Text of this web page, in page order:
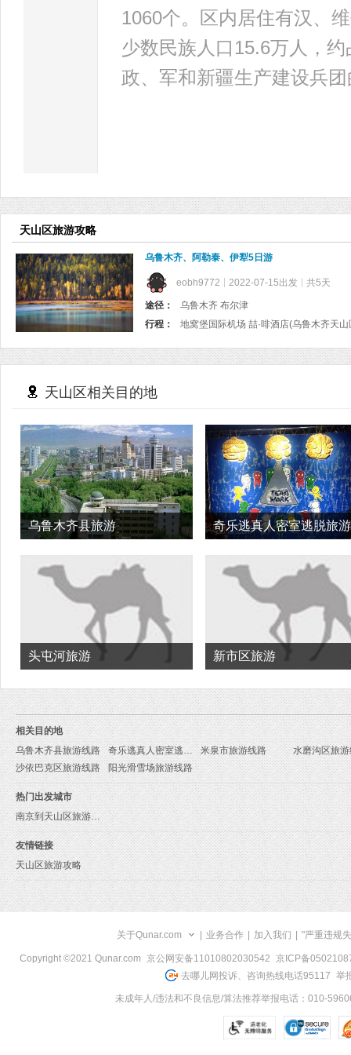
1060个。区内居住有汉、
少数民族人口15.6万人，
政、军和新疆生产建设兵
天山区旅游攻略
乌鲁木齐、阿勒泰、伊犁5日游
eobh9772 2022-07-15出发 共5天
途径：
乌鲁木齐 布尔津
行程：
地窝堡国际机场 喆·啡酒店(乌鲁木齐天
天山区相关目的地
乌鲁木齐县旅游 奇乐逃真人密室逃脱旅游
头屯河旅游 新市区旅游
相关目的地
乌鲁木齐县旅游线路
奇乐逃真人密室逃脱旅游线路 米泉市旅游线路
水磨沟区旅
沙依巴克区旅游线路
阳光滑雪场旅游线路
热门出发城市
南京到天山区旅游报价
友情链接
天山区旅游攻略
关于Qunar.com 业务合作 加入我们 "严重违规
Copyright ©2021 Qunar.com 京公网安备11010802030542
京ICP备
去哪儿网投诉、咨询热线电话95117 举
未成年人/违法和不良信息/算法推荐举报电话：010-